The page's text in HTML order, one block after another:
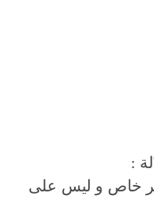
:
خاص و ليس على